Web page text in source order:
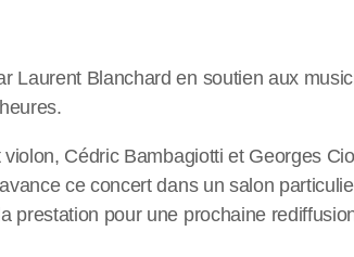
Laurent Blanchard en soutien aux
violon, Cédric Bambagiotti et Georges
ce concert dans un salon
prestation pour une prochaine